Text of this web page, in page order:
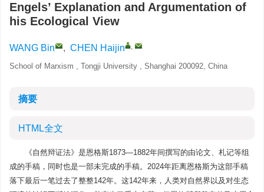
Engels’ Explanation and Argumentation of
his Ecological View
WANG Bin , CHEN Haijin ,
School of Marxism , Tongji University , Shanghai 200092, China
摘要
HTML全文
《自然辩证法》是恩格斯1873—1882年间撰写的由论文、札记等组
成的手稿，同时也是一部未完成的手稿。2024年距离恩格斯为这部手稿
落下最后一笔过去了整整142年。这142年来，人类对自然界以及对生态